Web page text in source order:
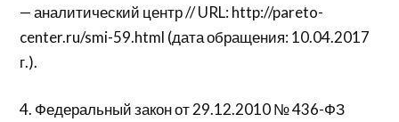
— аналитический центр // URL: http://pareto-
center.ru/smi-59.html (дата обращения: 10.04.2017
г.).
4. Федеральный закон от 29.12.2010 № 436-ФЗ